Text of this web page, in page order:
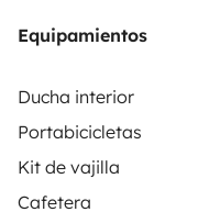
- Congélateur -
- 120 litres d’eau
- 80 litres d’eau usée
Un outil parfait pour
ou l’arrière-pays
Equipamientos
Ducha interior
Portabicicletas
Kit de vajilla
Cafetera